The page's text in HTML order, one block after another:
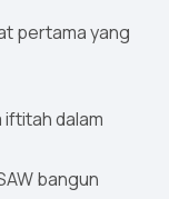
pertama yang
iftitah dalam
bangun